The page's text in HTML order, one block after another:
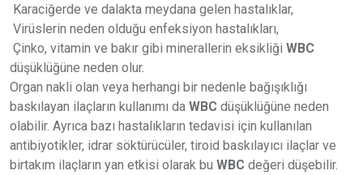
Karaciğerde ve dalakta meydana gelen hastalıklar,
Virüslerin neden olduğu enfeksiyon hastalıkları,
Çinko, vitamin ve bakır gibi minerallerin eksikliği WBC
düşüklüğüne neden olur.
Organ nakli olan veya herhangi bir nedenle bağışıklığı
baskılayan ilaçların kullanımı da WBC düşüklüğüne neden
olabilir. Ayrıca bazı hastalıkların tedavisi için kullanılan
antibiyotikler, idrar söktürücüler, tiroid baskılayıcı ilaçlar ve
birtakım ilaçların yan etkisi olarak bu WBC değeri düşebilir.